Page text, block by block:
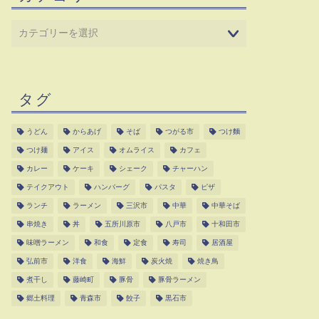
タグ
うどん からあげ そば つがる市 つけ麵
つけ麺 アイス オムライス カフェ
カレー ケーキ シェーク チャーハン
テイクアウト ハンバーグ パスタ ピザ
ランチ ラーメン 三沢市 中華 中華そば
串焼き 丼 五所川原市 八戸市 十和田市
味噌ラーメン 和食 定食 寿司 居酒屋
弘前市 洋食 海鮮 炭火焼 焼き鳥
煮干し 藤崎町 豚骨 豚骨ラーメン
郷土料理 青森市 餃子 黒石市